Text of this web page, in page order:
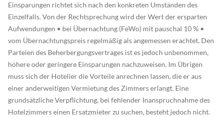
Einsparungen richtet sich nach den konkreten Umständen des
Einzelfalls. Von der Rechtsprechung wird der Wert der ersparten
Aufwendungen • bei Übernachtung (FeWo) mit pauschal 10 % •
vom Übernachtungspreis regelmäßig als angemessen erachtet. Den
Parteien des Beherbergungsvertrages ist es jedoch unbenommen,
höhere oder geringere Einsparungen nachzuweisen. Im Übrigen
muss sich der Hotelier die Vorteile anrechnen lassen, die er aus
einer anderweitigen Vermietung des Zimmers erlangt. Eine
grundsätzliche Verpflichtung, bei fehlender Inanspruchnahme des
Hotelzimmers einen Ersatzmieter zu suchen, besteht jedoch nicht.